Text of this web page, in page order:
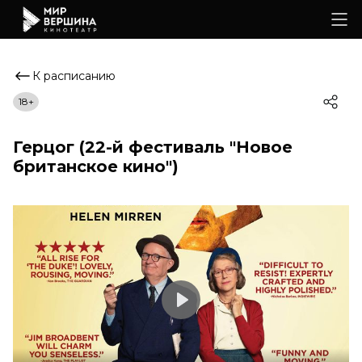
К расписанию
Герцог (22-й фестиваль "Новое
британское кино")
18+
Play